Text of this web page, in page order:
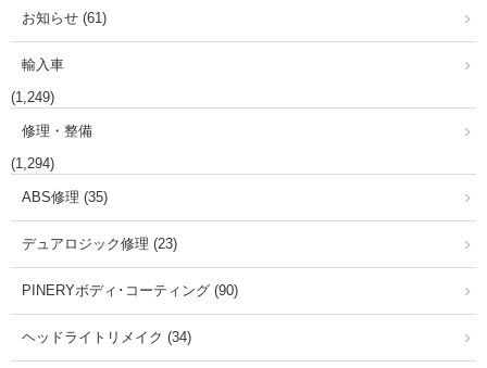
お知らせ (61)
輸入車
(1,249)
修理・整備
(1,294)
ABS修理 (35)
デュアロジック修理 (23)
PINERYボディ･コーティング (90)
ヘッドライトリメイク (34)